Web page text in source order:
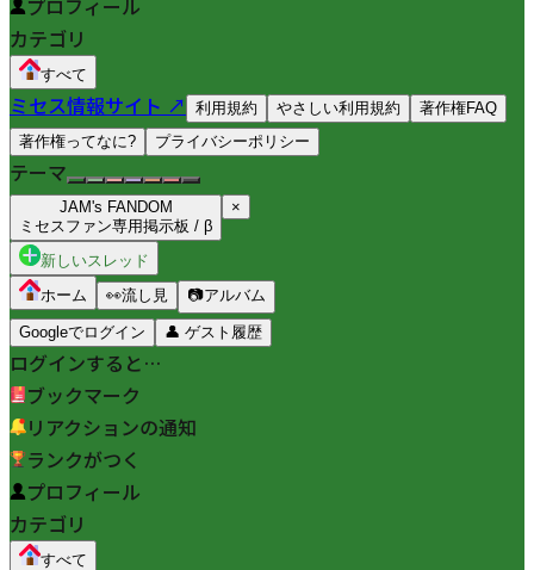
プロフィール
カテゴリ
すべて
ミセス情報サイト ↗ 利用規約 やさしい利用規約
著作権FAQ
著作権ってなに?
プライバシーポリシー
テーマ
JAM's FANDOM
ミセスファン専用掲示板 / β
×
新しいスレッド
ホーム
👀流し見 📷アルバム
Googleでログイン 👤 ゲスト履歴
ログインすると…
ブックマーク
リアクションの通知
ランクがつく
プロフィール
カテゴリ
すべて